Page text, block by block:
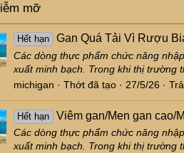
mỡ
Hết hạn Gan Quá Tải Vì Rượu
Các dòng thực phẩm chức năng
xuất minh bạch. Trong khi thị trường
michigan
Thớt đã tạo 27/5/26
Hết hạn Viêm gan/Men gan cao/
Các dòng thực phẩm chức năng
xuất minh bạch. Trong khi thị trường